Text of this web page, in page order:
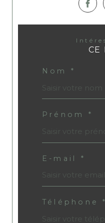
CE
Nom *
Prénom *
E-mail *
Téléphone *